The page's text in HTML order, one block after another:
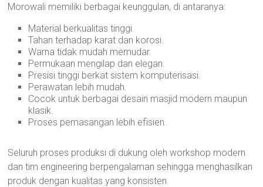
Morowali memiliki berbagai keunggulan, di antaranya:
Material berkualitas tinggi.
Tahan terhadap karat dan korosi.
Warna tidak mudah memudar.
Permukaan mengilap dan elegan.
Presisi tinggi berkat sistem komputerisasi.
Perawatan lebih mudah.
Cocok untuk berbagai desain masjid modern maupun
klasik.
Proses pemasangan lebih efisien.
Seluruh proses produksi di dukung oleh workshop modern
dan tim engineering berpengalaman sehingga menghasilkan
produk dengan kualitas yang konsisten.